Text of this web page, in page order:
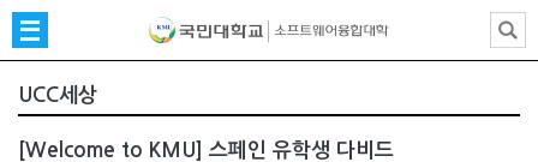
UCC세상
[Welcome to KMU] 스페인 유학생 다비드